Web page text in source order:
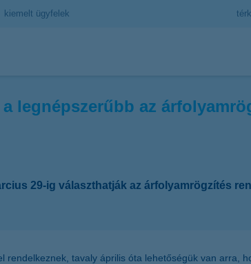
kiemelt ügyfelek
legnépszerűbb az
29-ig választhatják az árfolyamrögzítés
tavaly április óta lehetőségük van arra,